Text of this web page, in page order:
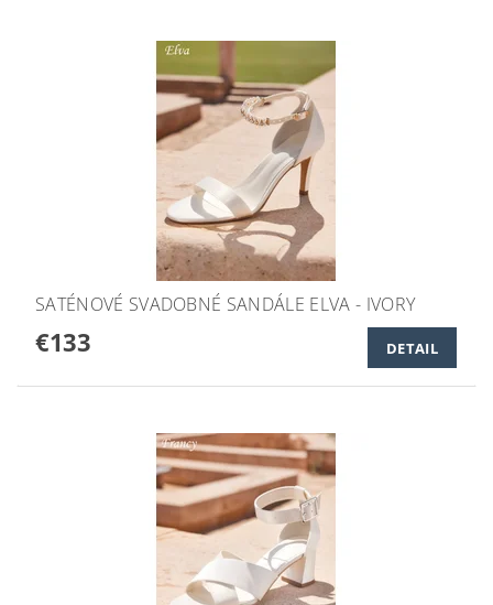
SATÉNOVÉ SVADOBNÉ SANDÁLE ELVA - IVORY
€133 DETAIL